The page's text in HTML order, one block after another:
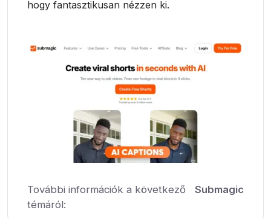
hogy fantasztikusan nézzen ki.
További információk a következő
témáról:
Submagic